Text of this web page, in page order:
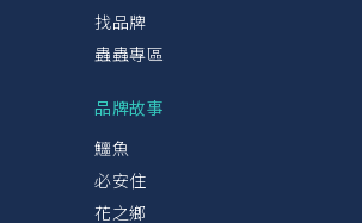
找品牌
蟲蟲專區
品牌故事
鱷魚
必安住
花之鄉